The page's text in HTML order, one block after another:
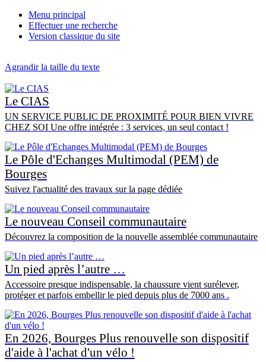
Menu principal
Effectuer une recherche
Version classique du site
Agrandir la taille du texte
Le CIAS
UN SERVICE PUBLIC DE PROXIMITÉ POUR BIEN VIVRE
CHEZ SOI Une offre intégrée : 3 services, un seul contact !
Le Pôle d'Echanges Multimodal (PEM) de
Bourges
Suivez l'actualité des travaux sur la page dédiée
Le nouveau Conseil communautaire
Découvrez la composition de la nouvelle assemblée communautaire
Un pied après l’autre …
Accessoire presque indispensable, la chaussure vient surélever,
protéger et parfois embellir le pied depuis plus de 7000 ans .
En 2026, Bourges Plus renouvelle son dispositif
d'aide à l'achat d'un vélo !